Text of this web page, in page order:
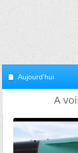
Aujourd'hui
A